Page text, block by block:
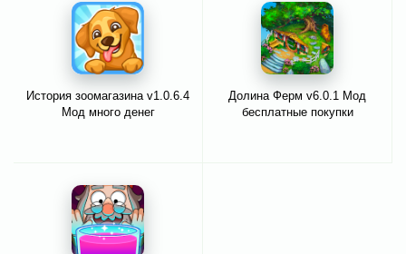
История зоомагазина v1.0.6.4
Мод много денег
Долина Ферм v6.0.1 Мод
бесплатные покупки